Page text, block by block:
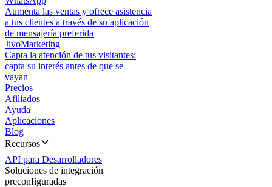
Aumenta las ventas y ofrece asistencia
a tus clientes a través de su aplicación
de mensajería preferida
JivoMarketing
Capta la atención de tus visitantes:
capta su interés antes de que se
vayan
Precios
Afiliados
Ayuda
Aplicaciones
Blog
Recursos
API para Desarrolladores
Soluciones de integración
preconfiguradas